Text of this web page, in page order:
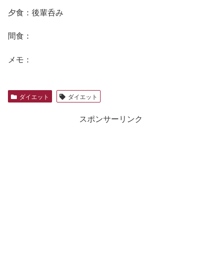
夕食：後輩呑み
間食：
メモ：
ダイエット ダイエット
スポンサーリンク